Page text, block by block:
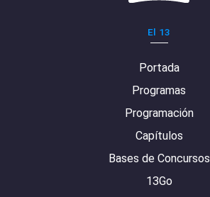
El 13
Portada
Programas
Programación
Capítulos
Bases de Concursos
13Go